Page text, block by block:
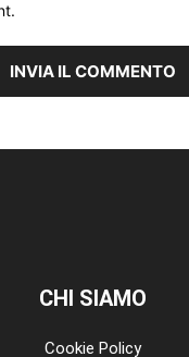
CHI SIAMO
Cookie Policy